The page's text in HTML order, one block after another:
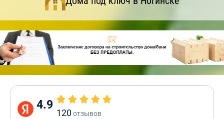
4.9
120отзывов